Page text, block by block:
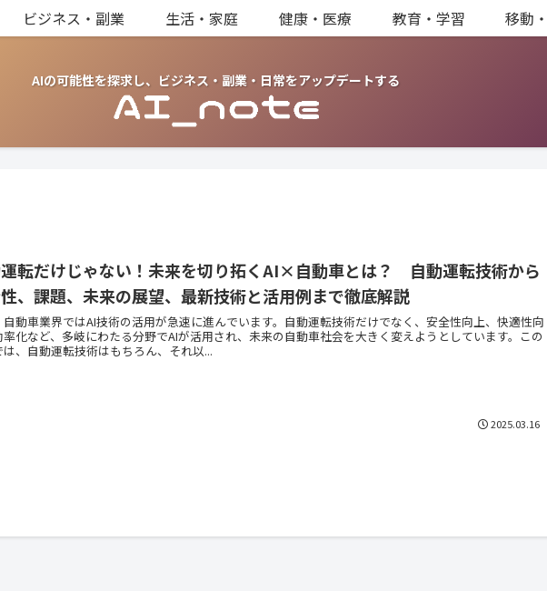
AIの可能性を探求し、ビジネス・副業・日常をアップデートする
ビジネス・副業 生活・家庭 健康・医療 教育・学習 移動
転だけじゃない！未来を切り拓くAI×自動車とは？ 自動運転技術から
、課題、未来の展望、最新技術と活用例まで徹底解説
自動車業界ではAI技術の活用が急速に進んでいます。自動運転技術だけでなく、安全性向上、快適性向
化など、多岐にわたる分野でAIが活用され、未来の自動車社会を大きく変えようとしています。この
は、自動運転技術はもちろん、それ以...
2025.03.16